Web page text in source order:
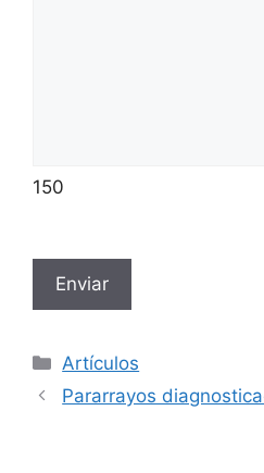
150
a
o
Categorías
Artículos
Pararrayos